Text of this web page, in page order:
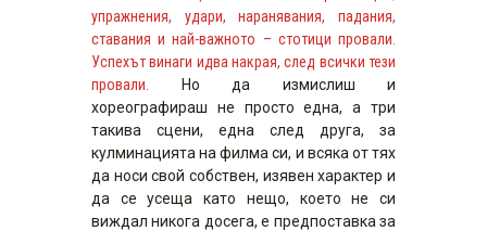
упражнения, удари, наранявания, падания,
ставания и най-важното – стотици провали.
Успехът винаги идва накрая, след всички тези
провали.
Но да измислиш и
хореографираш не просто една, а три
такива сцени, една след друга, за
кулминацията на филма си, и всяка от тях
да носи свой собствен, изявен характер и
да се усеща като нещо, което не си
виждал никога досега, е предпоставка за